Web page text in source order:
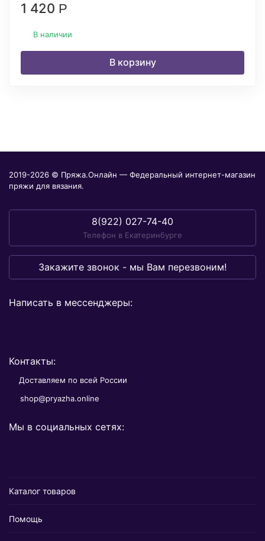
1 420 Р
В наличии
В корзину
2019-2026 © Пряжа.Онлайн — Федеральный интернет-магазин
пряжи для вязания.
8(922) 027-74-40
Телефон в Екатеринбурге
Закажите звонок - мы Вам перезвоним!
Написать в мессенджеры:
Контакты:
Доставляем по всей России
shop@pryazha.online
Мы в социальных сетях:
Каталог товаров
Помощь